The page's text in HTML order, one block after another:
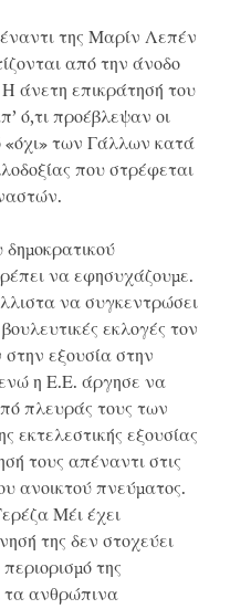
της Μαρίν Λεπέν
από την άνοδο
άνετη επικράτησή του
ό,τι προέβλεψαν οι
«όχι» των Γάλλων κατά
που στρέφεται
να εφησυχάζουμε.
να συγκεντρώσει
εκλογές τον
στην εξουσία στην
η Ε.Ε. άργησε να
πλευράς τους των
εκτελεστικής εξουσίας
τους απέναντι στις
ανοικτού πνεύματος.
Μέι έχει
της δεν στοχεύει
της
ανθρώπινα